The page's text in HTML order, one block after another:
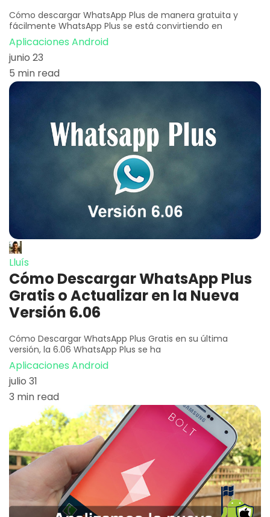
Cómo descargar WhatsApp Plus de manera gratuita y
fácilmente WhatsApp Plus se está convirtiendo en
Aplicaciones Android
junio 23
5 min read
Lluís
Cómo Descargar WhatsApp Plus
Gratis o Actualizar en la Nueva
Versión 6.06
Cómo Descargar WhatsApp Plus Gratis en su última
versión, la 6.06 WhatsApp Plus se ha
Aplicaciones Android
julio 31
3 min read